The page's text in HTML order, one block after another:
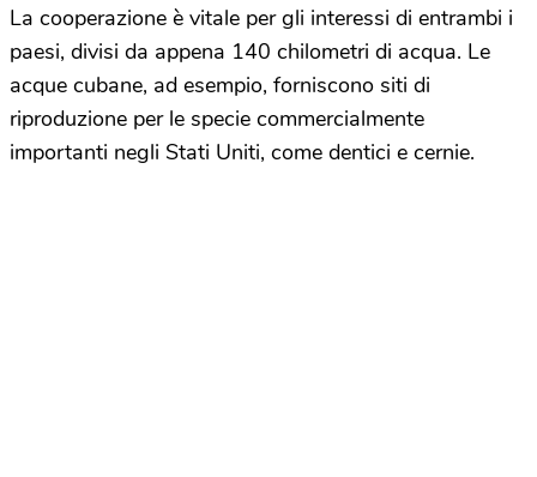
La cooperazione è vitale per gli interessi di entrambi i
paesi, divisi da appena 140 chilometri di acqua. Le
acque cubane, ad esempio, forniscono siti di
riproduzione per le specie commercialmente
importanti negli Stati Uniti, come dentici e cernie.